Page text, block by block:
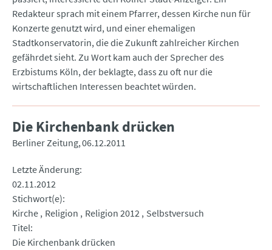
Redakteur sprach mit einem Pfarrer, dessen Kirche nun für
Konzerte genutzt wird, und einer ehemaligen
Stadtkonservatorin, die die Zukunft zahlreicher Kirchen
gefährdet sieht. Zu Wort kam auch der Sprecher des
Erzbistums Köln, der beklagte, dass zu oft nur die
wirtschaftlichen Interessen beachtet würden.
Die Kirchenbank drücken
Berliner Zeitung 06.12.2011
Letzte Änderung
02.11.2012
Stichwort(e)
Kirche Religion Religion 2012 Selbstversuch
Titel
Die Kirchenbank drücken